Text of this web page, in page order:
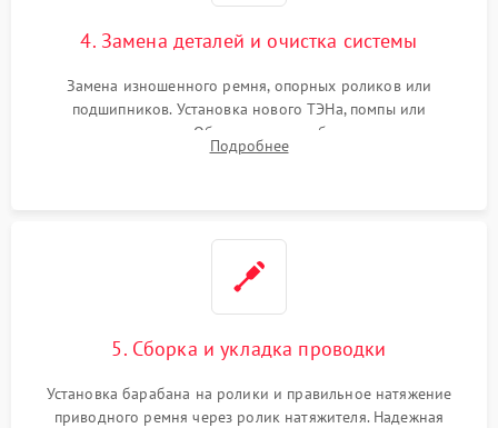
4. Замена деталей и очистка системы
Замена изношенного ремня, опорных роликов или
подшипников. Установка нового ТЭНа, помпы или
термодатчиков. Обязательная глубокая очистка
конденсатора, крыльчатки вентилятора и воздуховодов от
Подробнее
5. Сборка и укладка проводки
Установка барабана на ролики и правильное натяжение
приводного ремня через ролик натяжителя. Надежная